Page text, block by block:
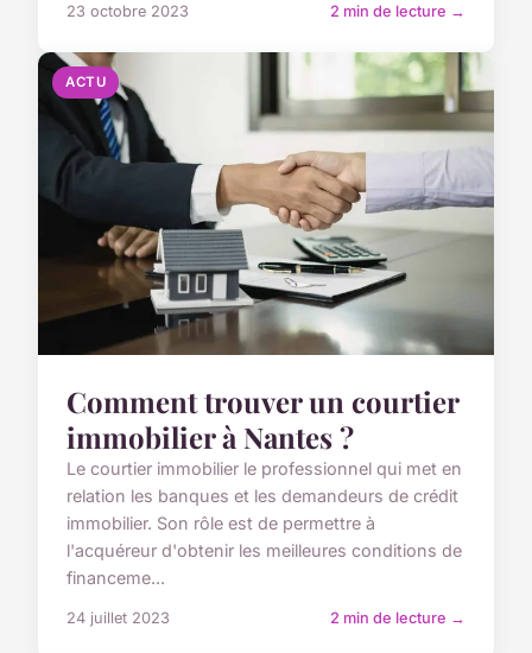
23 octobre 2023 2 min de lecture →
ACTU
Comment trouver un courtier
immobilier à Nantes ?
Le courtier immobilier le professionnel qui met en
relation les banques et les demandeurs de crédit
immobilier. Son rôle est de permettre à
l'acquéreur d'obtenir les meilleures conditions de
financeme...
24 juillet 2023 2 min de lecture →